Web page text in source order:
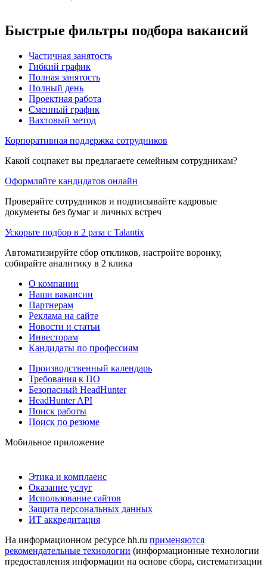
Быстрые фильтры подбора вакансий
Частичная занятость
Гибкий график
Полная занятость
Полный день
Проектная работа
Сменный график
Вахтовый метод
Корпоративная поддержка сотрудников
Какой соцпакет вы предлагаете семейным сотрудникам?
Оформляйте кандидатов онлайн
Проверяйте сотрудников и подписывайте кадровые
документы без бумаг и личных встреч
Ускорьте подбор в 2 раза с Talantix
Автоматизируйте сбор откликов, настройте воронку,
собирайте аналитику в 2 клика
О компании
Наши вакансии
Партнерам
Реклама на сайте
Новости и статьи
Инвесторам
Кандидаты по профессиям
Производственный календарь
Требования к ПО
Безопасный HeadHunter
HeadHunter API
Поиск работы
Поиск по резюме
Мобильное приложение
Этика и комплаенс
Оказание услуг
Использование сайтов
Защита персональных данных
ИТ аккредитация
На информационном ресурсе hh.ru применяются
рекомендательные технологии (информационные технологии
предоставления информации на основе сбора, систематизации